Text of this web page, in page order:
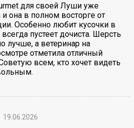
для своей Луши уже
она в полном восторге от
Особенно любит кусочки в
пустеет дочиста. Шерсть
лучше, а ветеринар на
отметила отличный
всем, кто хочет видеть
19.06.2026